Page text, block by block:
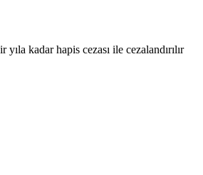
kadar hapis cezası ile cezalandırılır